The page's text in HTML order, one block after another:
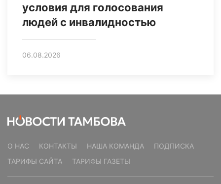
условия для голосования
людей с инвалидностью
06.08.2026
О НАС КОНТАКТЫ НАША КОМАНДА
ПОДПИСКА
ТАРИФЫ САЙТА
ТАРИФЫ ГАЗЕТЫ